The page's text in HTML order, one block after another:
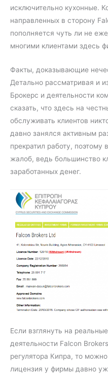
исключительно кухонные.
направленных в сторону
пополняется чуть ли не
многими клиентами здесь
Факты, доказывающие
Детально рассматривая и
Брокерс и деятельности
сказать, что здесь на
обслуживать клиентов
давно занялся активным
прекратил работу, поэтому
жалоб, ведь большинство
заработанных денег.
Если взглянуть на
деятельности Falcon
регулятора Кипра, то
лицензия у фирмы давно